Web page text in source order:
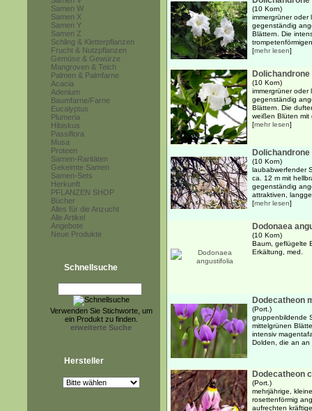
Samen W
Samen X
Samen Y
Samen Z
Schling & Kletterpflanzen
Frucht & Nutzpflanzen
Gemüse & Gewürze
Mangroven & Teich
Palmen & Palmfarne
Acacia
Adenium
Baumfarne/Farne
Eucalyptus
Plumeria
Hibiskus
Passiflora
Musa
Proteen
Samen-Raritäten
Gekeimte Samen
Samen-Sets
Herkunft
PFLANZEN SHOP
Bücher
Alles für die Anzucht
Alle Artikel
Angebote
Neue Produkte
Schnellsuche
Verwenden Sie Stichworte, um
ein Produkt zu finden.
erweiterte Suche
Hersteller
(10 Korn)
immergrüner oder
gegenständig
Blättern. Die
[mehr lesen]
(10 Korn)
immergrüner oder
gegenständig
Blättern. Die
weißen Blüten mit
[mehr lesen]
Dolichandrone
(10 Korn)
laubabwerfender
ca. 12 m mit
gegenständig
attraktiven,
[mehr lesen]
Dodonaea
(10 Korn)
Baum, geflügelte
Erkältung, med.
Dodecatheon
(Port.)
gruppenbildende
mittelgrünen
intensiv
Dolden, die an an
Dodecatheon
(Port.)
mehrjährige,
rosettenförmig
aufrechten